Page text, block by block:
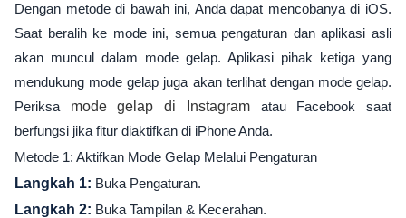
Dengan metode di bawah ini, Anda dapat mencobanya di iOS.
Saat beralih ke mode ini, semua pengaturan dan aplikasi asli
akan muncul dalam mode gelap. Aplikasi pihak ketiga yang
mendukung mode gelap juga akan terlihat dengan mode gelap.
Periksa mode gelap di Instagramatau Facebook saat
berfungsi jika fitur diaktifkan di iPhone Anda.
Metode 1: Aktifkan Mode Gelap Melalui Pengaturan
Langkah 1: Buka Pengaturan.
Langkah 2: Buka Tampilan & Kecerahan.